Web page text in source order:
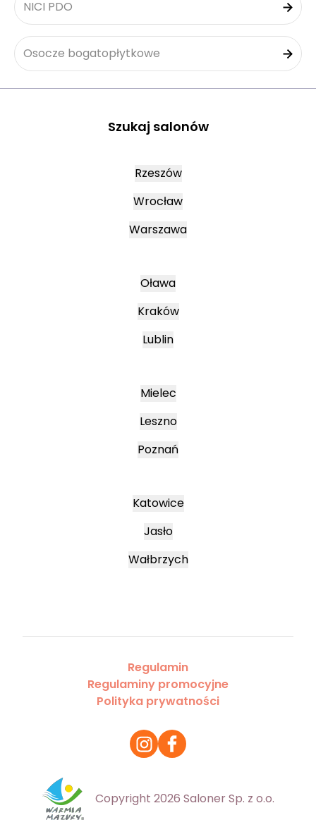
NICI PDO
Osocze bogatopłytkowe
Szukaj salonów
Rzeszów
Wrocław
Warszawa
Oława
Kraków
Lublin
Mielec
Leszno
Poznań
Katowice
Jasło
Wałbrzych
Regulamin
Regulaminy promocyjne
Polityka prywatności
Copyright 2026 Saloner Sp. z o.o.